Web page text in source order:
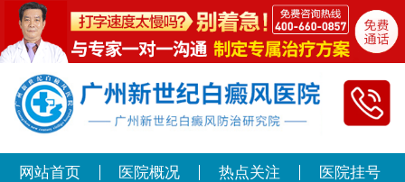
网站首页 医院概况 热点关注
医院挂号